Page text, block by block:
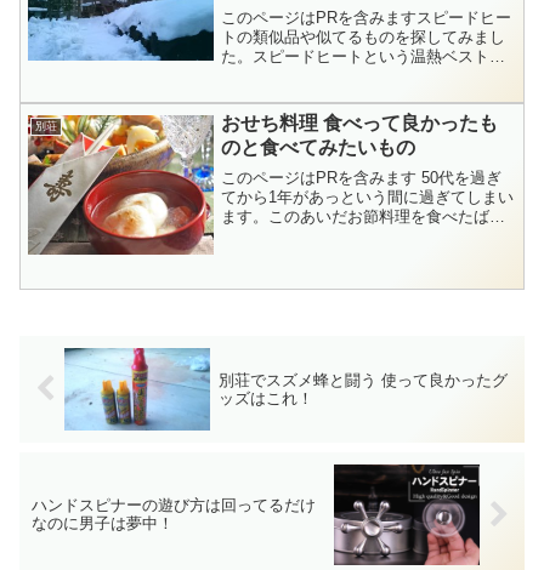
このページはPRを含みますスピードヒー
トの類似品や似てるものを探してみまし
た。スピードヒートという温熱ベストが
普通のダウンベストに見えますが背中や
首、腰の内部に電熱線が...
別荘
おせち料理 食べって良かったも
のと食べてみたいもの
このページはPRを含みます 50代を過ぎ
てから1年があっという間に過ぎてしまい
ます。このあいだお節料理を食べたばっ
ると【早割り】...
別荘でスズメ蜂と闘う 使って良かったグ
ッズはこれ！
ハンドスピナーの遊び方は回ってるだけ
なのに男子は夢中！